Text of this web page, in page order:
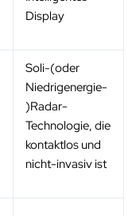
Display
Soli-(oder
Niedrigenergie-
)Radar-
Technologie, die
kontaktlos und
nicht-invasiv ist